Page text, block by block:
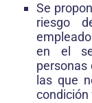
Se
riesgo
en el
personas
las que
condición